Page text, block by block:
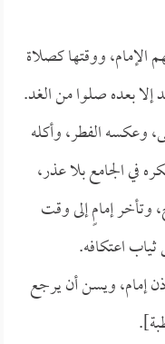
الإمام، ووقتها كصلاة
إلا بعده صلوا من الغد.
الفطر، وأكله
في الجامع بلا عذر،
وتأخر إمامٍ إلى وقت
اعتكافه.
إمام، ويسن أن يرجع